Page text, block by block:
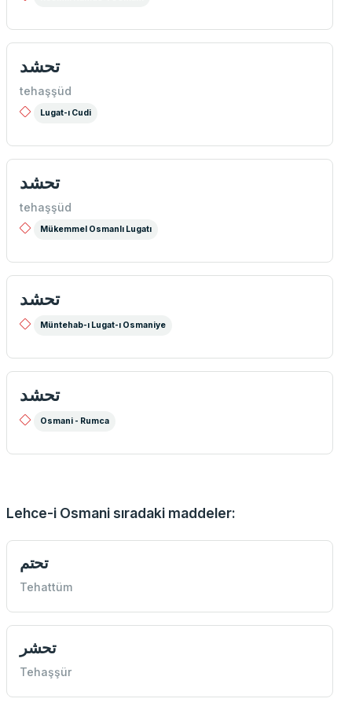
تحشد
tehaşşüd
Lugat-ı Cudi
تحشد
tehaşşüd
Mükemmel Osmanlı Lugatı
تحشد
Müntehab-ı Lugat-ı Osmaniye
تحشد
Osmani - Rumca
Lehce-i Osmani sıradaki maddeler:
تحتم
Tehattüm
تحشر
Tehaşşür